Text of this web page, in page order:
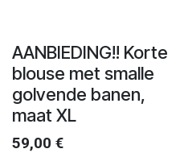
AANBIEDING!! Korte
blouse met smalle
golvende banen,
maat XL
59,00 €